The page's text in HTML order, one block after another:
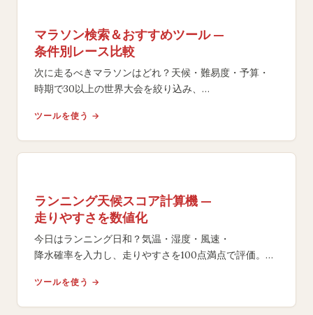
マラソン検索＆おすすめツール —
条件別レース比較
次に走るべきマラソンはどれ？天候・難易度・予算・
時期で30以上の世界大会を絞り込み、
ツールを使う →
ランニング天候スコア計算機 —
走りやすさを数値化
今日はランニング日和？気温・湿度・風速・
降水確率を入力し、走りやすさを100点満点で評価。
ます。
ツールを使う →